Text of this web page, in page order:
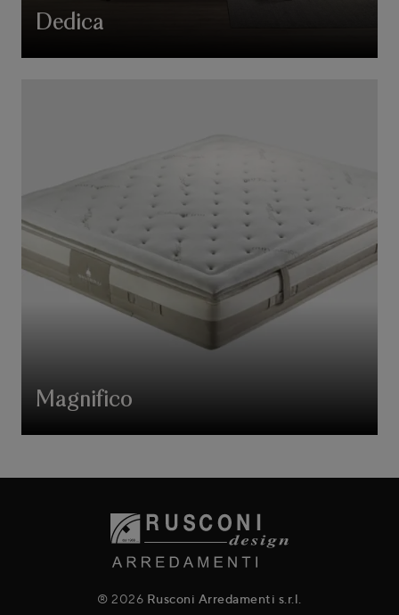
Dedica
Magnifico
® 2026 Rusconi Arredamenti s.r.l.